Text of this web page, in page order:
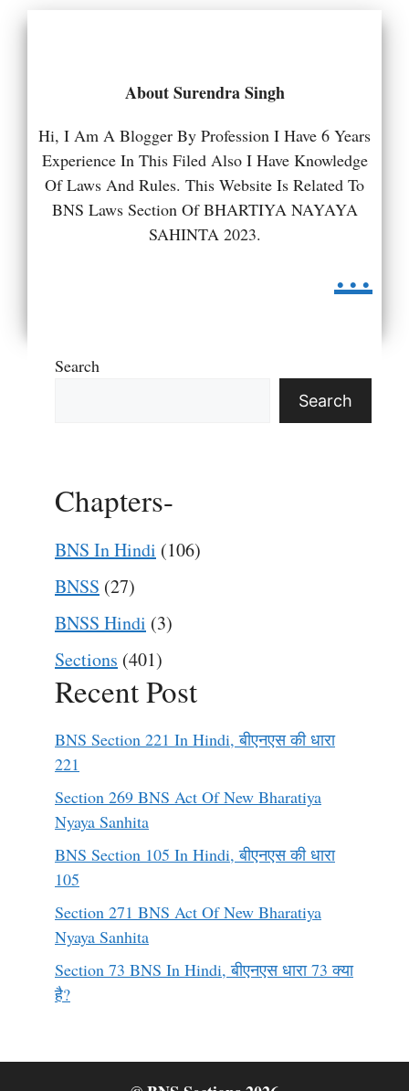
About Surendra Singh
Hi, I Am A Blogger By Profession I Have 6 Years
Experience In This Filed Also I Have Knowledge
Of Laws And Rules. This Website Is Related To
BNS Laws Section Of BHARTIYA NAYAYA
SAHINTA 2023.
...
Search
Search
Chapters-
BNS In Hindi (106)
BNSS (27)
BNSS Hindi (3)
Sections (401)
Recent Post
BNS Section 221 In Hindi, बीएनएस की धारा
221
Section 269 BNS Act Of New Bharatiya
Nyaya Sanhita
BNS Section 105 In Hindi, बीएनएस की धारा
105
Section 271 BNS Act Of New Bharatiya
Nyaya Sanhita
Section 73 BNS In Hindi, बीएनएस धारा 73 क्या
है?